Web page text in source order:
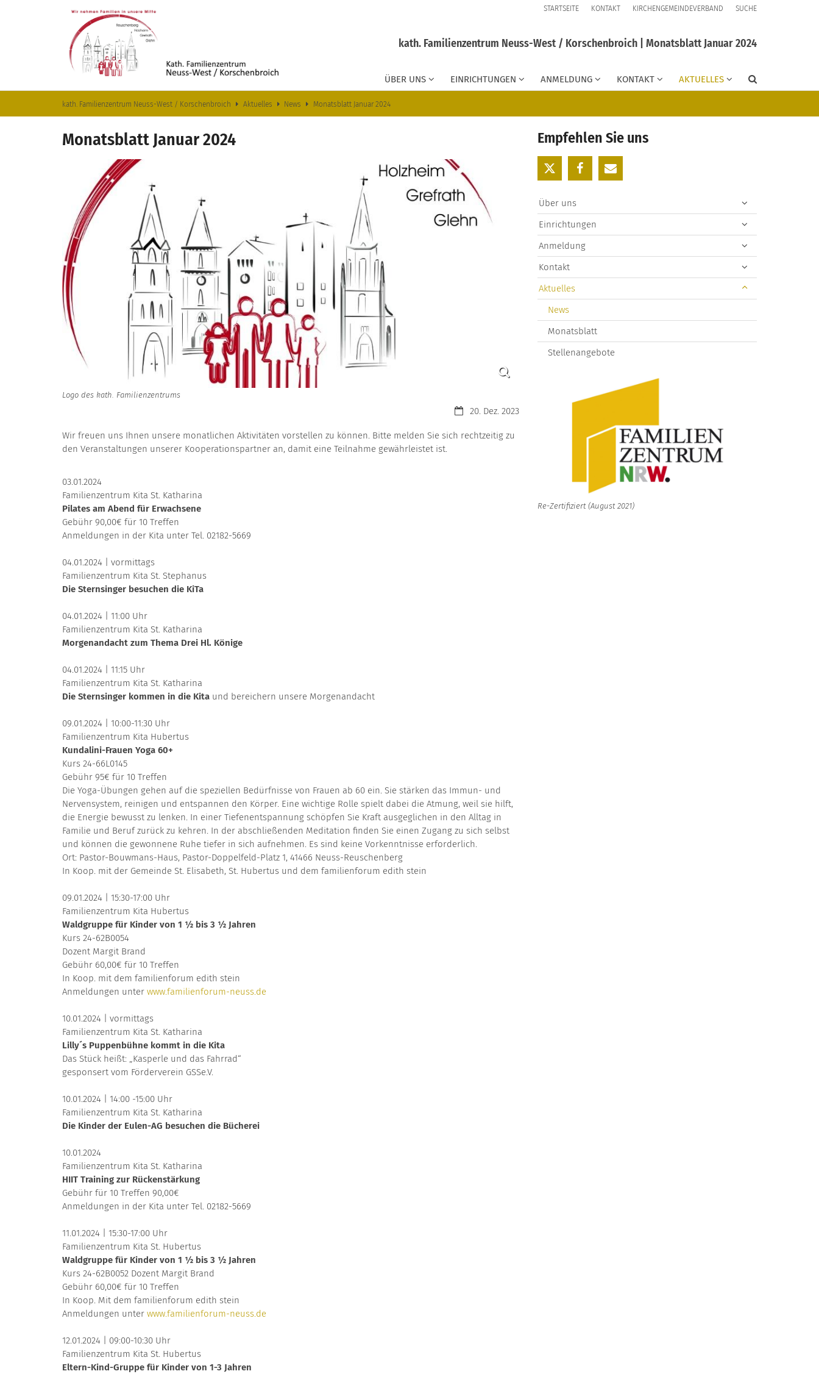
STARTSEITE KONTAKT KIRCHENGEMEINDEVERBAND SUCHE
kath. Familienzentrum Neuss-West / Korschenbroich | Monatsblatt Januar 2024
ÜBER UNS EINRICHTUNGEN ANMELDUNG KONTAKT AKTUELLES
kath. Familienzentrum Neuss-West / Korschenbroich Aktuelles News Monatsblatt Januar 2024
Monatsblatt Januar 2024
Logo des kath. Familienzentrums
Datum:20. Dez. 2023
Wir freuen uns Ihnen unsere monatlichen Aktivitäten vorstellen zu können. Bitte melden Sie sich rechtzeitig zu
den Veranstaltungen unserer Kooperationspartner an, damit eine Teilnahme gewährleistet ist.
03.01.2024
Familienzentrum Kita St. Katharina
Pilates am Abend für Erwachsene
Gebühr 90,00€ für 10 Treffen
Anmeldungen in der Kita unter Tel. 02182-5669
04.01.2024 | vormittags
Familienzentrum Kita St. Stephanus
Die Sternsinger besuchen die KiTa
04.01.2024 | 11:00 Uhr
Familienzentrum Kita St. Katharina
Morgenandacht zum Thema Drei Hl. Könige
04.01.2024 | 11:15 Uhr
Familienzentrum Kita St. Katharina
Die Sternsinger kommen in die Kita und bereichern unsere Morgenandacht
09.01.2024 | 10:00-11:30 Uhr
Familienzentrum Kita Hubertus
Kundalini-Frauen Yoga 60+
Kurs 24-66L0145
Gebühr 95€ für 10 Treffen
Die Yoga-Übungen gehen auf die speziellen Bedürfnisse von Frauen ab 60 ein. Sie stärken das Immun- und
Nervensystem, reinigen und entspannen den Körper. Eine wichtige Rolle spielt dabei die Atmung, weil sie hilft,
die Energie bewusst zu lenken. In einer Tiefenentspannung schöpfen Sie Kraft ausgeglichen in den Alltag in
Familie und Beruf zurück zu kehren. In der abschließenden Meditation finden Sie einen Zugang zu sich selbst
und können die gewonnene Ruhe tiefer in sich aufnehmen. Es sind keine Vorkenntnisse erforderlich.
Ort: Pastor-Bouwmans-Haus, Pastor-Doppelfeld-Platz 1, 41466 Neuss-Reuschenberg
In Koop. mit der Gemeinde St. Elisabeth, St. Hubertus und dem familienforum edith stein
09.01.2024 | 15:30-17:00 Uhr
Familienzentrum Kita Hubertus
Waldgruppe für Kinder von 1 ½ bis 3 ½ Jahren
Kurs 24-62B0054
Dozent Margit Brand
Gebühr 60,00€ für 10 Treffen
In Koop. mit dem familienforum edith stein
Anmeldungen unter www.familienforum-neuss.de
10.01.2024 | vormittags
Familienzentrum Kita St. Katharina
Lilly´s Puppenbühne kommt in die Kita
Das Stück heißt: „Kasperle und das Fahrrad“
gesponsert vom Förderverein GSSe.V.
10.01.2024 | 14:00 -15:00 Uhr
Familienzentrum Kita St. Katharina
Die Kinder der Eulen-AG besuchen die Bücherei
10.01.2024
Familienzentrum Kita St. Katharina
HIIT Training zur Rückenstärkung
Gebühr für 10 Treffen 90,00€
Anmeldungen in der Kita unter Tel. 02182-5669
11.01.2024 | 15:30-17:00 Uhr
Familienzentrum Kita St. Hubertus
Waldgruppe für Kinder von 1 ½ bis 3 ½ Jahren
Kurs 24-62B0052 Dozent Margit Brand
Gebühr 60,00€ für 10 Treffen
In Koop. Mit dem familienforum edith stein
Anmeldungen unter www.familienforum-neuss.de
12.01.2024 | 09:00-10:30 Uhr
Familienzentrum Kita St. Hubertus
Eltern-Kind-Gruppe für Kinder von 1-3 Jahren
Empfehlen Sie uns
Über uns
Einrichtungen
Anmeldung
Kontakt
Aktuelles
News
Monatsblatt
Stellenangebote
Re-Zertifiziert (August 2021)